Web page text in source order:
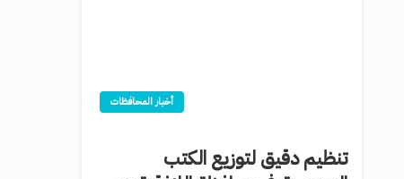
أخبار المحافظات
تنظيم دقيق لتوزيع الكتب